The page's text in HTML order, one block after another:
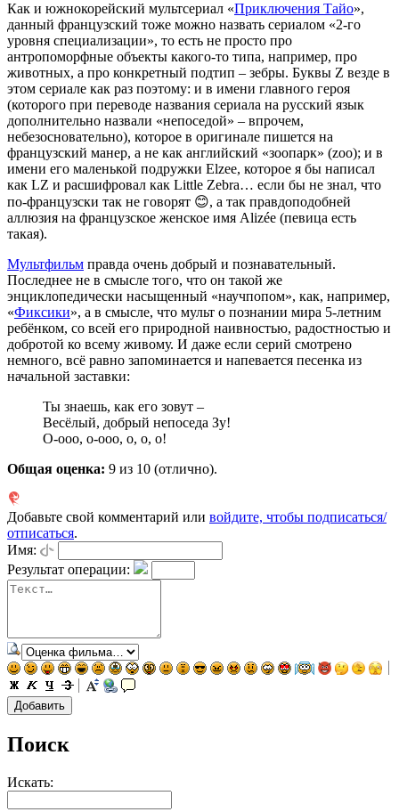
Как и южнокорейский мультсериал «Приключения Тайо»,
данный французский тоже можно назвать сериалом «2-го
уровня специализации», то есть не просто про
антропоморфные объекты какого-то типа, например, про
животных, а про конкретный подтип – зебры. Буквы Z везде в
этом сериале как раз поэтому: и в имени главного героя
(которого при переводе названия сериала на русский язык
дополнительно назвали «непоседой» – впрочем,
небезосновательно), которое в оригинале пишется на
французский манер, а не как английский «зоопарк» (zoo); и в
имени его маленькой подружки Elzee, которое я бы написал
как LZ и расшифровал как Little Zebra… если бы не знал, что
по-французски так не говорят 😊, а так правдоподобней
аллюзия на французское женское имя Alizée (певица есть
такая).
Мультфильм правда очень добрый и познавательный.
Последнее не в смысле того, что он такой же
энциклопедически насыщенный «научпопом», как, например,
«Фиксики», а в смысле, что мульт о познании мира 5-летним
ребёнком, со всей его природной наивностью, радостностью и
добротой ко всему живому. И даже если серий смотрено
немного, всё равно запоминается и напевается песенка из
начальной заставки:
Ты знаешь, как его зовут –
Весёлый, добрый непоседа Зу!
О-ооо, о-ооо, о, о, о!
Общая оценка: 9 из 10 (отлично).
Добавьте свой комментарий или войдите, чтобы подписаться/
отписаться.
Имя:
Результат операции:
Поиск
Искать: